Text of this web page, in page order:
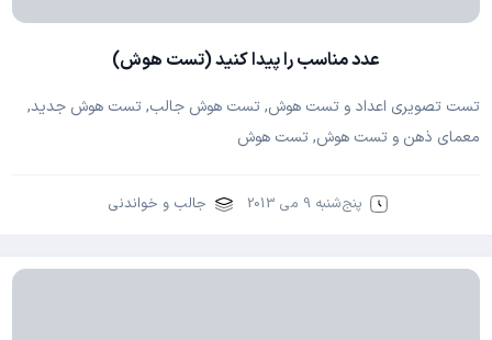
عدد مناسب را پیدا کنید (تست هوش)
تست تصویری اعداد و تست هوش, تست هوش جالب, تست هوش جدید,
معمای ذهن و تست هوش, تست هوش
پنج‌شنبه 9 می 2013 جالب و خواندنی